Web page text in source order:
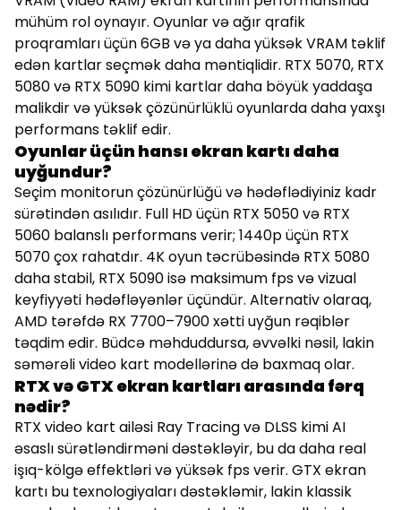
mühüm rol oynayır. Oyunlar və ağır qrafik
proqramları üçün 6GB və ya daha yüksək VRAM təklif
edən kartlar seçmək daha məntiqlidir. RTX 5070, RTX
5080 və RTX 5090 kimi kartlar daha böyük yaddaşa
malikdir və yüksək çözünürlüklü oyunlarda daha yaxşı
performans təklif edir.
Oyunlar üçün hansı ekran kartı daha
uyğundur?
Seçim monitorun çözünürlüğü və hədəflədiyiniz kadr
sürətindən asılıdır. Full HD üçün RTX 5050 və RTX
5060 balanslı performans verir; 1440p üçün RTX
5070 çox rahatdır. 4K oyun təcrübəsində RTX 5080
daha stabil, RTX 5090 isə maksimum fps və vizual
keyfiyyəti hədəfləyənlər üçündür. Alternativ olaraq,
AMD tərəfdə RX 7700–7900 xətti uyğun rəqiblər
təqdim edir. Büdcə məhduddursa, əvvəlki nəsil, lakin
səmərəli video kart modellərinə də baxmaq olar.
RTX və GTX ekran kartları arasında fərq
nədir?
RTX video kart ailəsi Ray Tracing və DLSS kimi AI
əsaslı sürətləndirməni dəstəkləyir, bu da daha real
işıq-kölgə effektləri və yüksək fps verir. GTX ekran
kartı bu texnologiyaları dəstəkləmir, lakin klassik